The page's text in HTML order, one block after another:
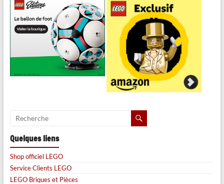
Quelques liens
Shop officiel LEGO
Service Clients LEGO
LEGO Briques et Pièces